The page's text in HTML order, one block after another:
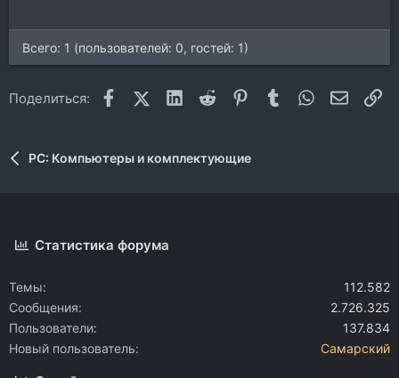
Всего: 1 (пользователей: 0, гостей: 1)
Поделиться: FacebookX (Twitter)
LinkedIn
Reddit Pinterest
Tumblr WhatsApp
PC: Компьютеры и комплектующие
Статистика форума
Темы
112.582
Сообщения
2.726.325
Пользователи
137.834
Новый пользователь
Самарский